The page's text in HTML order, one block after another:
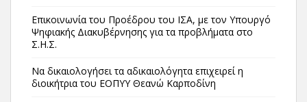
Επικοινωνία του Προέδρου του ΙΣΑ, με τον Υπουργό
Ψηφιακής Διακυβέρνησης για τα προβλήματα στο
Σ.Η.Σ.
Να δικαιολογήσει τα αδικαιολόγητα επιχειρεί η
διοικήτρια του ΕΟΠΥΥ Θεανώ Καρποδίνη